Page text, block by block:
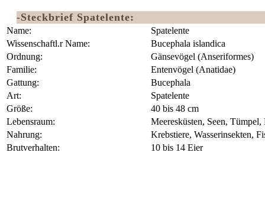
-Steckbrief Spatelente:
Name:
Spatelente
Wissenschaftl.r Name:
Bucephala islandica
Ordnung:
‎Gänsevögel (Anseriformes)
Familie:
Entenvögel (Anatidae)
Gattung:
Bucephala
Art:
Spatelente
Größe:
40 bis 48 cm
Lebensraum:
Meeresküsten, Seen, Tümpel,
Nahrung:
Krebstiere, Wasserinsekten,
Brutverhalten:
10 bis 14 Eier